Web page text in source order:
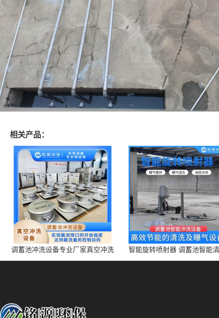
相关产品：
调蓄池冲洗设备专业厂家真空冲洗
装置厂家青岛铭源环保减少堵塞设
智能旋转喷射器 调蓄池智能
点对点面对面旋转清洗